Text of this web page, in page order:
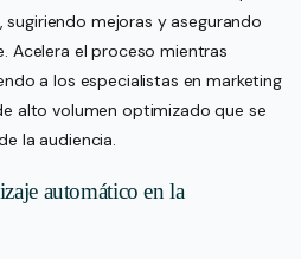
mejoras y asegurando
Acelera el proceso mientras
a los especialistas en marketing
alto volumen optimizado que se
la audiencia.
automático en la